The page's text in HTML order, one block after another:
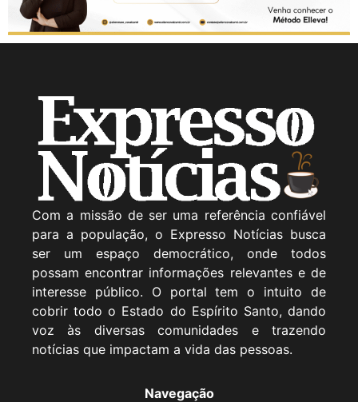
Com a missão de ser uma referência confiável
para a população, o Expresso Notícias busca
ser um espaço democrático, onde todos
possam encontrar informações relevantes e de
interesse público. O portal tem o intuito de
cobrir todo o Estado do Espírito Santo, dando
voz às diversas comunidades e trazendo
notícias que impactam a vida das pessoas.
Navegação